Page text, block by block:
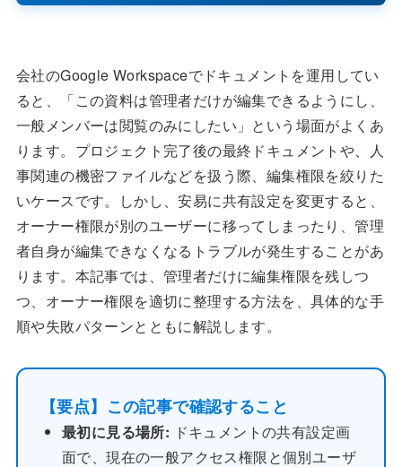
会社のGoogle Workspaceでドキュメントを運用してい
ると、「この資料は管理者だけが編集できるようにし、
一般メンバーは閲覧のみにしたい」という場面がよくあ
ります。プロジェクト完了後の最終ドキュメントや、人
事関連の機密ファイルなどを扱う際、編集権限を絞りた
いケースです。しかし、安易に共有設定を変更すると、
オーナー権限が別のユーザーに移ってしまったり、管理
者自身が編集できなくなるトラブルが発生することがあ
ります。本記事では、管理者だけに編集権限を残しつ
つ、オーナー権限を適切に整理する方法を、具体的な手
順や失敗パターンとともに解説します。
【要点】この記事で確認すること
最初に見る場所: ドキュメントの共有設定画
面で、現在の一般アクセス権限と個別ユーザ